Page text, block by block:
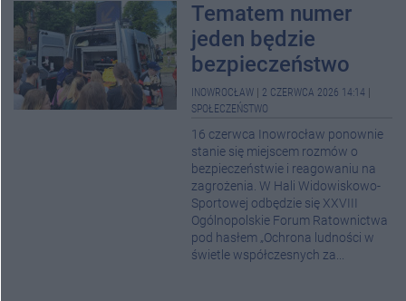
Tematem numer
jeden będzie
bezpieczeństwo
INOWROCŁAW 2 CZERWCA 2026 14:14
SPOŁECZEŃSTWO
16 czerwca Inowrocław ponownie
stanie się miejscem rozmów o
bezpieczeństwie i reagowaniu na
zagrożenia. W Hali Widowiskowo-
Sportowej odbędzie się XXVIII
Ogólnopolskie Forum Ratownictwa
pod hasłem „Ochrona ludności w
świetle współczesnych za...